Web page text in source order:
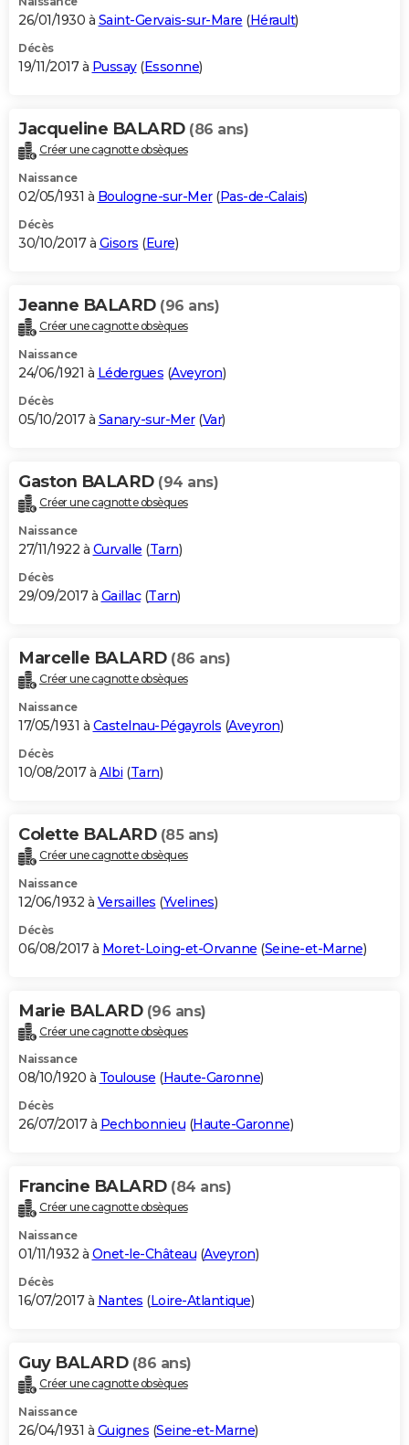
26/01/1930 à Saint-Gervais-sur-Mare (Hérault)
Décès
19/11/2017 à Pussay(Essonne)
Jacqueline BALARD (86 ans)
Créer une cagnotte obsèques
Naissance
02/05/1931 à Boulogne-sur-Mer(Pas-de-Calais)
Décès
30/10/2017 à Gisors (Eure)
Jeanne BALARD (96 ans)
Créer une cagnotte obsèques
Naissance
24/06/1921 à Lédergues (Aveyron)
Décès
05/10/2017 à Sanary-sur-Mer(Var)
Gaston BALARD (94 ans)
Créer une cagnotte obsèques
Naissance
27/11/1922 à Curvalle (Tarn)
Décès
29/09/2017 à Gaillac(Tarn)
Marcelle BALARD (86 ans)
Créer une cagnotte obsèques
Naissance
17/05/1931 à Castelnau-Pégayrols (Aveyron)
Décès
10/08/2017 à Albi (Tarn)
Colette BALARD (85 ans)
Créer une cagnotte obsèques
Naissance
12/06/1932 à Versailles (Yvelines)
Décès
06/08/2017 à Moret-Loing-et-Orvanne (Seine-et-Marne)
Marie BALARD (96 ans)
Créer une cagnotte obsèques
Naissance
08/10/1920 à Toulouse (Haute-Garonne)
Décès
26/07/2017 à Pechbonnieu (Haute-Garonne)
Francine BALARD (84 ans)
Créer une cagnotte obsèques
Naissance
01/11/1932 à Onet-le-Château (Aveyron)
Décès
16/07/2017 à Nantes (Loire-Atlantique)
Guy BALARD (86 ans)
Créer une cagnotte obsèques
Naissance
26/04/1931 à Guignes (Seine-et-Marne)